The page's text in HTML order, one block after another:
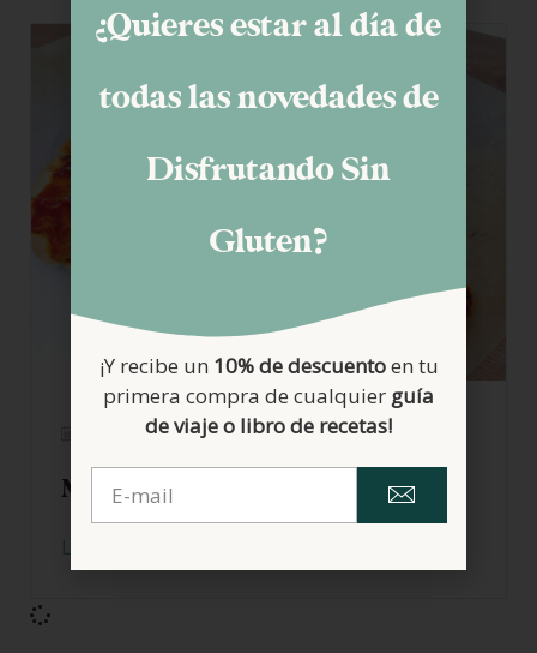
09/10/2017
Masa de pizza sin gluten
LEER MÁS
¿Quieres estar al día de
todas las novedades de
Disfrutando Sin
Gluten?
¡Y recibe un 10% de descuentoen tu
primera compra de cualquier guía
de viaje o libro de recetas!